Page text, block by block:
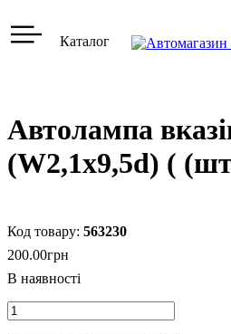
Автолампа
(W2,1x9,5d) (
563230
200.00грн
Каталог